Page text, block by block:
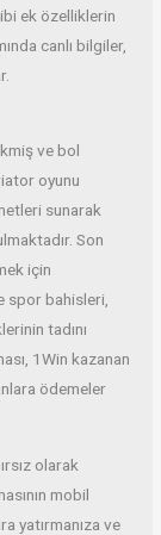
ek özelliklerin
canlı bilgiler,
ve bol
oyunu
sunarak
Son
için
spor bahisleri,
tadını
1Win kazanan
ödemeler
olarak
mobil
yatırmanıza ve